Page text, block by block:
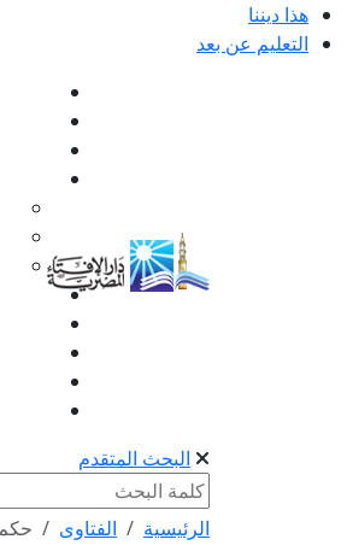
هذا ديننا
التعليم عن بعد
البحث المتقدم
الرئيسية الفتاوى